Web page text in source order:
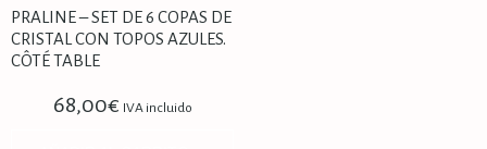
PRALINE – SET DE 6 COPAS DE
CRISTAL CON TOPOS AZULES.
CÔTÉ TABLE
68,00€ IVA incluido